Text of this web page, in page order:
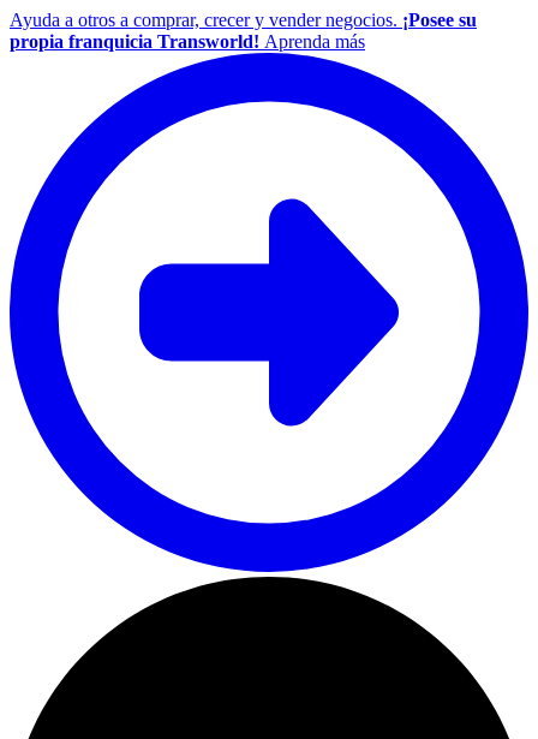
Ayuda a otros a comprar, crecer y vender negocios. ¡Posee su
propia franquicia Transworld! Aprenda más